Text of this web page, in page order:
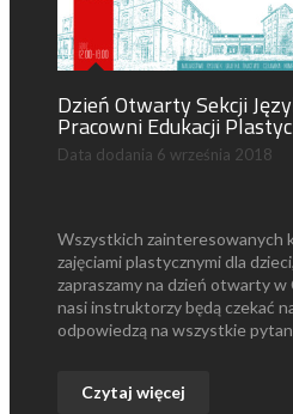
Dzień Otwarty Sekcji
Pracowni Edukacji
Data dodania 6 września 2018
Wszystkich zainteresowanych
zajęciami plastycznymi dla
zapraszamy na dzień otwarty w
nasi instruktorzy będą czekać
odpowiedzą na wszystkie
Czytaj więcej